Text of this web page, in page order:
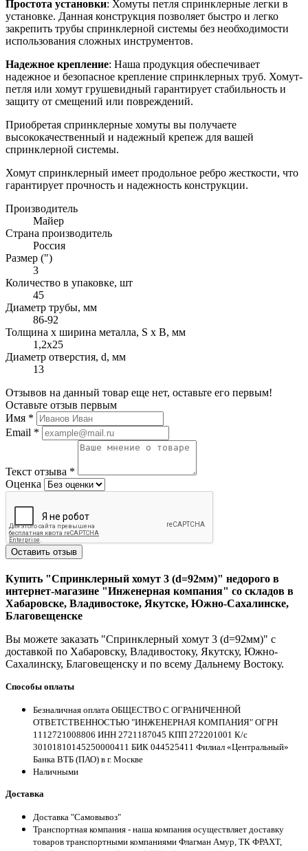
Простота установки: Хомуты петля спринклерные легки в
установке. Данная конструкция позволяет быстро и легко
закрепить трубы спринклерной системы без необходимости
использования сложных инструментов.
Надежное крепление: Наша продукция обеспечивает
надежное и безопасное крепление спринклерных труб. Хомут-
петля или хомут грушевидный гарантирует стабильность и
защиту от смещений или повреждений.
Приобретая спринклерные хомуты вы получаете
высококачественный и надежный крепеж для вашей
спринклерной системы.
Хомут спринклерный имеет продольное ребро жесткости, что
гарантирует прочность и надежность конструкции.
Производитель
Майер
Страна производитель
Россия
Размер (")
3
Количество в упаковке, шт
45
Диаметр трубы, мм
86-92
Толщина х ширина металла, S x B, мм
1,2х25
Диаметр отверстия, d, мм
13
Отзывов на данный товар еще нет, оставьте его первым!
Оставьте отзыв первым
Имя *
Email *
Текст отзыва *
Оценка
Оставить отзыв
Купить "Спринклерный хомут 3 (d=92мм)" недорого в
интернет-магазине "Инженерная компания" со складов в
Хабаровске, Владивостоке, Якутске, Южно-Сахалинске,
Благовещенске
Вы можете заказать "Спринклерный хомут 3 (d=92мм)" с
доставкой по Хабаровску, Владивостоку, Якутску, Южно-
Сахалинску, Благовещенску и по всему Дальнему Востоку.
Способы оплаты
Безналичная оплата ОБЩЕСТВО С ОГРАНИЧЕННОЙ
ОТВЕТСТВЕННОСТЬЮ "ИНЖЕНЕРНАЯ КОМПАНИЯ" ОГРН
1112721008806 ИНН 2721187045 КПП 272201001 К/с
30101810145250000411 БИК 044525411 Филиал «Центральный»
Банка ВТБ (ПАО) в г. Москве
Наличными
Доставка
Доставка "Самовывоз"
Транспортная компания - наша компания осуществляет доставку
товаров транспортными компаниями Флагман Амур, ТК ФРАХТ,